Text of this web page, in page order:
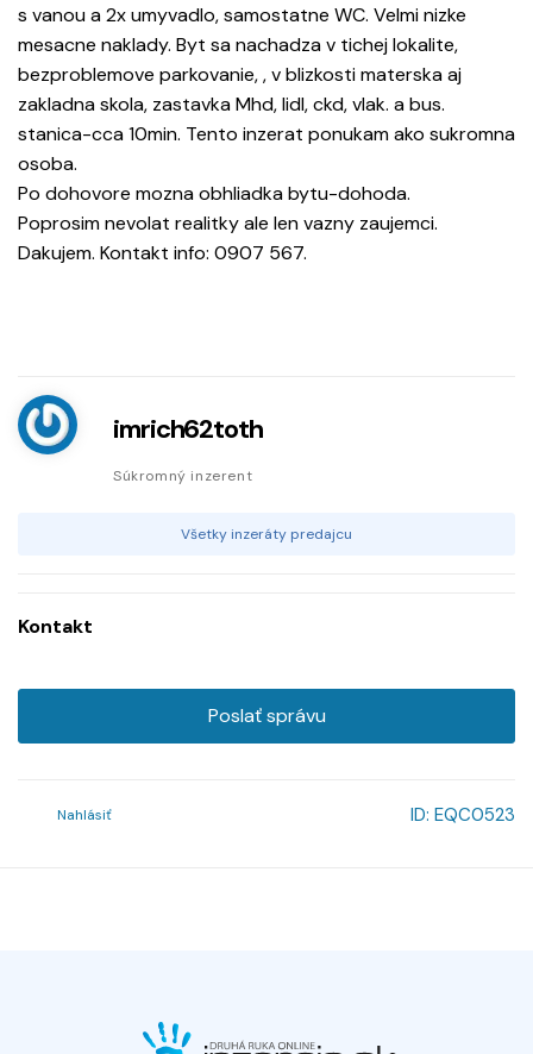
s vanou a 2x umyvadlo, samostatne WC. Velmi nizke
mesacne naklady. Byt sa nachadza v tichej lokalite,
bezproblemove parkovanie, , v blizkosti materska aj
zakladna skola, zastavka Mhd, lidl, ckd, vlak. a bus.
stanica-cca 10min. Tento inzerat ponukam ako sukromna
osoba.
Po dohovore mozna obhliadka bytu-dohoda.
Poprosim nevolat realitky ale len vazny zaujemci.
Dakujem. Kontakt info: 0907 567.
imrich62toth
Súkromný inzerent
Všetky inzeráty predajcu
Kontakt
Poslať správu
Nahlásiť ID: EQC0523